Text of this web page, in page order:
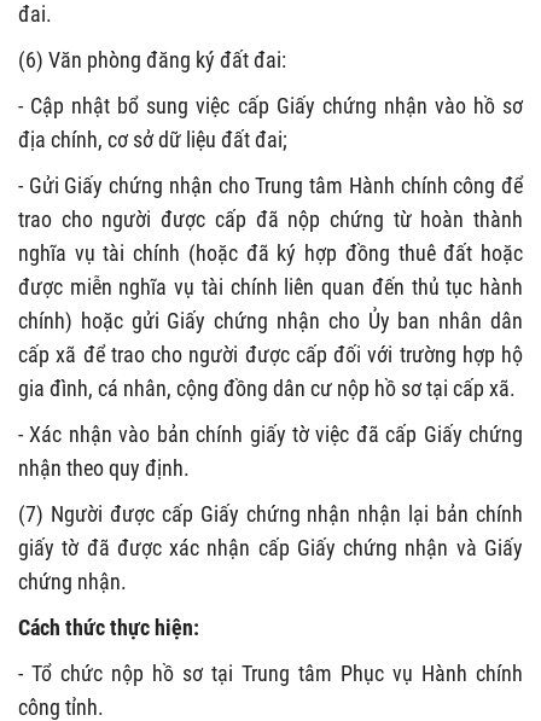
đai.
(6) Văn phòng đăng ký đất đai:
- Cập nhật bổ sung việc cấp Giấy chứng nhận vào hồ sơ
địa chính, cơ sở dữ liệu đất đai;
- Gửi Giấy chứng nhận cho Trung tâm Hành chính công để
trao cho người được cấp đã nộp chứng từ hoàn thành
nghĩa vụ tài chính (hoặc đã ký hợp đồng thuê đất hoặc
được miễn nghĩa vụ tài chính liên quan đến thủ tục hành
chính) hoặc gửi Giấy chứng nhận cho Ủy ban nhân dân
cấp xã để trao cho người được cấp đối với trường hợp hộ
gia đình, cá nhân, cộng đồng dân cư nộp hồ sơ tại cấp xã.
- Xác nhận vào bản chính giấy tờ việc đã cấp Giấy chứng
nhận theo quy định.
(7) Người được cấp Giấy chứng nhận nhận lại bản chính
giấy tờ đã được xác nhận cấp Giấy chứng nhận và Giấy
chứng nhận.
Cách thức thực hiện:
- Tổ chức nộp hồ sơ tại Trung tâm Phục vụ Hành chính
công tỉnh.